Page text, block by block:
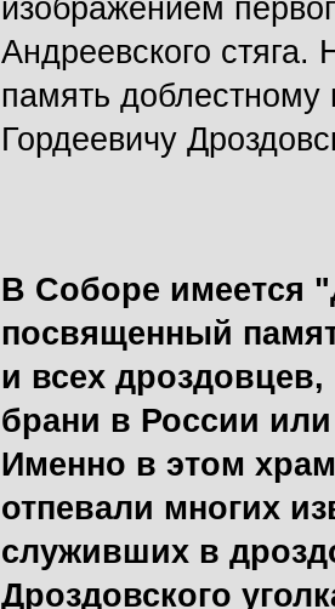
изображением
Андреевского
память доблестному
Гордеевичу
В Соборе имеется
посвященный
и всех
брани в России
Именно в этом
отпевали многих
служивших в
Дроздовского